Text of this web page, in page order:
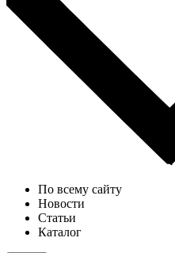
По всему сайту
Новости
Статьи
Каталог